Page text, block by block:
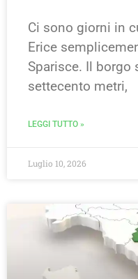
Ci sono giorni in
Erice
Sparisce. Il borgo
settecento metri,
LEGGI TUTTO »
Luglio 10, 2026